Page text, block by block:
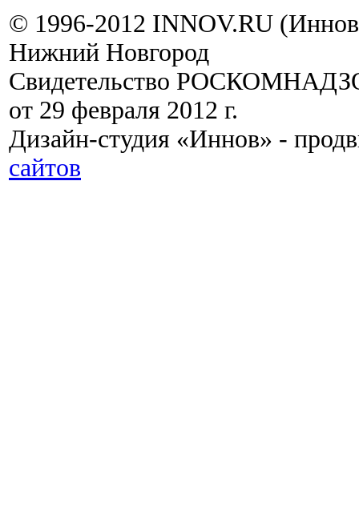
© 1996-2012 INNOV.RU
Нижний Новгород
Свидетельство
от 29 февраля 2012 г.
Дизайн-студия «Иннов» -
сайтов